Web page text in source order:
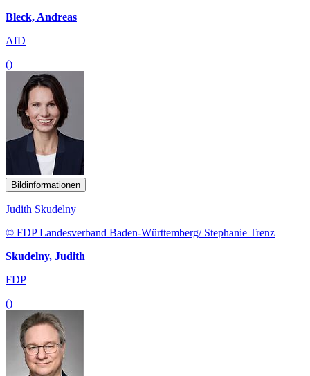
Bleck, Andreas
AfD
()
Bildinformationen
Judith Skudelny
© FDP Landesverband Baden-Württemberg/ Stephanie Trenz
Skudelny, Judith
FDP
()